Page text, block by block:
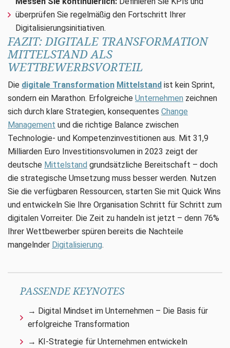
überprüfen Sie regelmäßig den Fortschritt Ihrer
Digitalisierungsinitiativen.
FAZIT: DIGITALE TRANSFORMATION
MITTELSTAND ALS
WETTBEWERBSVORTEIL
Die digitale Transformation Mittelstand ist kein Sprint,
sondern ein Marathon. Erfolgreiche Unternehmen zeichnen
sich durch klare Strategien, konsequentes Change
Management und die richtige Balance zwischen
Technologie- und Kompetenzinvestitionen aus. Mit 31,9
Milliarden Euro Investitionsvolumen in 2023 zeigt der
deutsche Mittelstand grundsätzliche Bereitschaft – doch
die strategische Umsetzung muss besser werden. Nutzen
Sie die verfügbaren Ressourcen, starten Sie mit Quick Wins
und entwickeln Sie Ihre Organisation Schritt für Schritt zum
digitalen Vorreiter. Die Zeit zu handeln ist jetzt – denn 76%
Ihrer Wettbewerber spüren bereits die Nachteile
mangelnder Digitalisierung.
PASSENDE KEYNOTES
→ Digital Mindset im Unternehmen – Die Basis für
erfolgreiche Transformation
→ KI-Strategie für Unternehmen entwickeln